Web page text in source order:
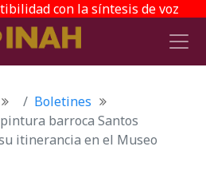
con la síntesis de voz
Boletines
barroca Santos
itinerancia en el Museo